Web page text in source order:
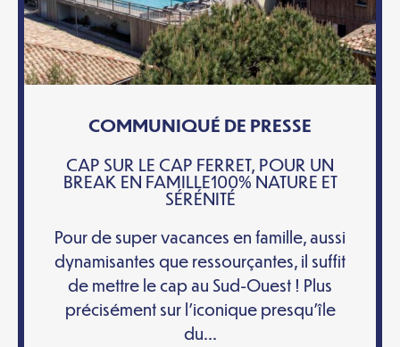
COMMUNIQUÉ DE PRESSE
CAP SUR LE CAP FERRET, POUR UN
BREAK EN FAMILLE100% NATURE ET
SÉRÉNITÉ
Pour de super vacances en famille, aussi
dynamisantes que ressourçantes, il suffit
de mettre le cap au Sud-Ouest ! Plus
précisément sur l’iconique presqu’île
du...